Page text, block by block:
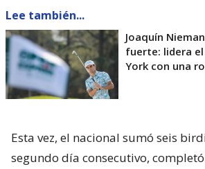
Lee también...
Joaquín
fuerte: lidera el
York con una
Esta vez, el nacional sumó seis
segundo día consecutivo,